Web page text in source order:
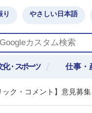
り やさしい日本語
化・スポーツ 仕事・
ック・コメント】意見募